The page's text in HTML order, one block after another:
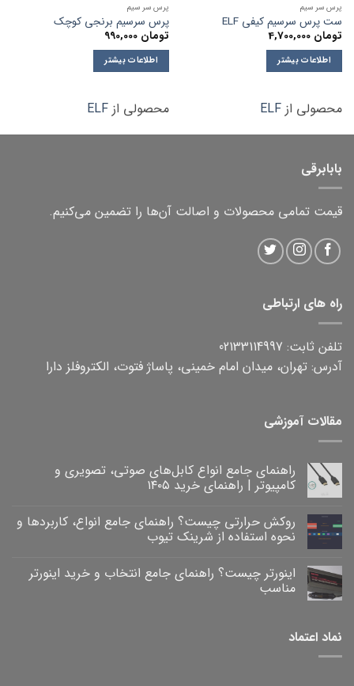
پرس سر سیم
ست پرس سرسیم کیفی ELF
تومان
اطلاعات بیشتر
محصولی از ELF
پرس سر سیم
پرس سرسیم برنجی کوچک
تومان
اطلاعات بیشتر
محصولی از ELF
بابابرقی
قیمت تمامی محصولات و اصالت آن‌ها را تضمین می‌کنیم.
راه های ارتباطی
تلفن ثابت: 02133114997
آدرس: تهران، میدان امام خمینی، پاساژ فتوت، الکتروفلز دارا
مقالات آموزشی
راهنمای جامع انواع کابل‌های صوتی، تصویری و
کامپیوتر | راهنمای خرید ۱۴۰۵
برای
راهنمای
جامع
صوتی،
تصویری
و
خرید
۱۴۰۵
ثبت
نشده
روکش حرارتی چیست؟ راهنمای جامع انواع، کاربردها و
نحوه استفاده از شرینک تیوب
برای
روکش
حرارتی
انواع،
کاربردها
ثبت
نشده
اینورتر چیست؟ راهنمای جامع انتخاب و خرید اینورتر
مناسب
اینورتر
چیست؟
نشده
نماد اعتماد